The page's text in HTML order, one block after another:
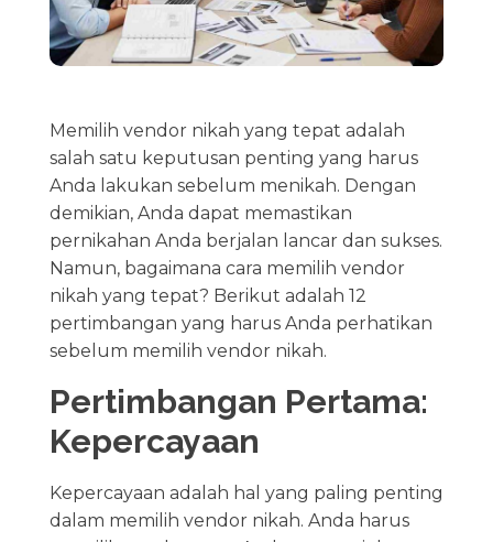
Memilih vendor nikah yang tepat adalah
salah satu keputusan penting yang harus
Anda lakukan sebelum menikah. Dengan
demikian, Anda dapat memastikan
pernikahan Anda berjalan lancar dan sukses.
Namun, bagaimana cara memilih vendor
nikah yang tepat? Berikut adalah 12
pertimbangan yang harus Anda perhatikan
sebelum memilih vendor nikah.
Pertimbangan Pertama:
Kepercayaan
Kepercayaan adalah hal yang paling penting
dalam memilih vendor nikah. Anda harus